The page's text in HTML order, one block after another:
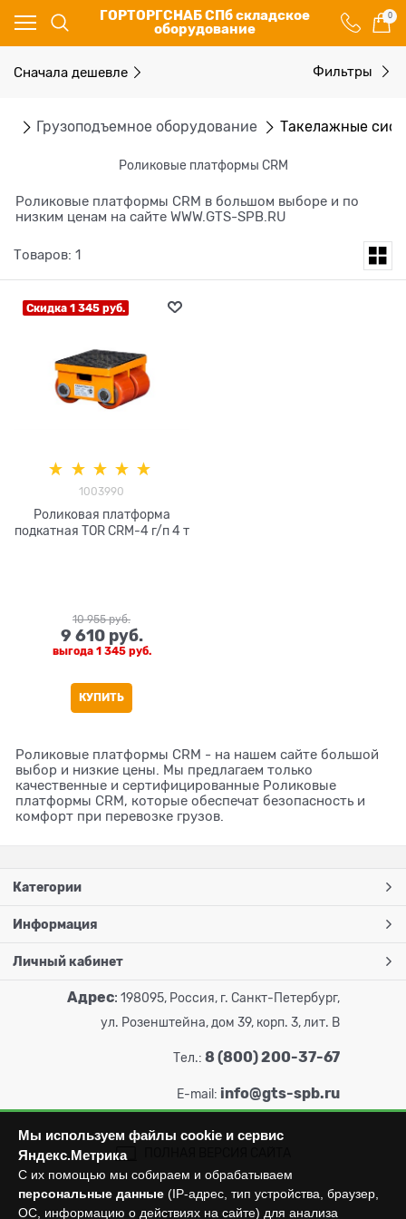
ГОРТОРГСНАБ СПб складское
оборудование
0
Грузоподъемное оборудование Такелажные
Роликовые платформы CRM
Роликовые платформы CRM в большом выборе и по
низким ценам на сайте WWW.GTS-SPB.RU
Сначала дешевле Фильтры
Товаров: 1
Скидка 1 345 руб.
1003990
Роликовая платформа
подкатная TOR CRM-4 г/п 4 т
10 955 руб.
9 610 руб.
выгода 1 345 руб.
КУПИТЬ
Роликовые платформы CRM - на нашем сайте большой
выбор и низкие цены. Мы предлагаем только
качественные и сертифицированные Роликовые
платформы CRM, которые обеспечат безопасность и
комфорт при перевозке грузов.
Категории
Информация
Личный кабинет
Адрес: 198095, Россия, г. Санкт-Петербург,
ул. Розенштейна, дом 39, корп. 3, лит. В
Тел.: 8 (800) 200-37-67
E-mail: info@gts-spb.ru
Мы используем файлы cookie и сервис
Яндекс.Метрика
С их помощью мы собираем и обрабатываем
персональные данные (IP-адрес, тип устройства, браузер,
ОС, информацию о действиях на сайте) для анализа